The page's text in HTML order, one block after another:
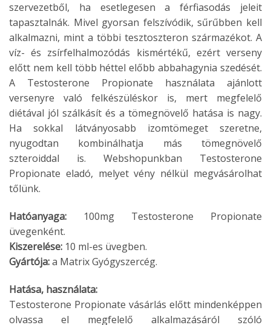
szervezetből, ha esetlegesen a férfiasodás jeleit
tapasztalnák. Mivel gyorsan felszívódik, sűrűbben kell
alkalmazni, mint a többi tesztoszteron származékot. A
víz- és zsírfelhalmozódás kismértékű, ezért verseny
előtt nem kell több héttel előbb abbahagynia szedését.
A Testosterone Propionate használata ajánlott
versenyre való felkészüléskor is, mert megfelelő
diétával jól szálkásít és a tömegnövelő hatása is nagy.
Ha sokkal látványosabb izomtömeget szeretne,
nyugodtan kombinálhatja más tömegnövelő
szteroiddal is. Webshopunkban Testosterone
Propionate eladó, melyet vény nélkül megvásárolhat
tőlünk.
Hatóanyaga: 100mg Testosterone Propionate
üvegenként.
Kiszerelése: 10 ml-es üvegben.
Gyártója:a Matrix Gyógyszercég.
Hatása, használata:
Testosterone Propionate vásárlás előtt mindenképpen
olvassa el megfelelő alkalmazásáról szóló